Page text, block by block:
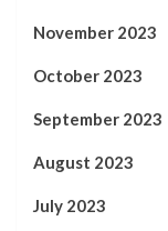
November 2023
October 2023
September 2023
August 2023
July 2023